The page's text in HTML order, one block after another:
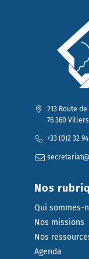
213 Route
76 360
+33 (0)2 32
Nos
Qui sommes-
Nos missions
Nos
Agenda